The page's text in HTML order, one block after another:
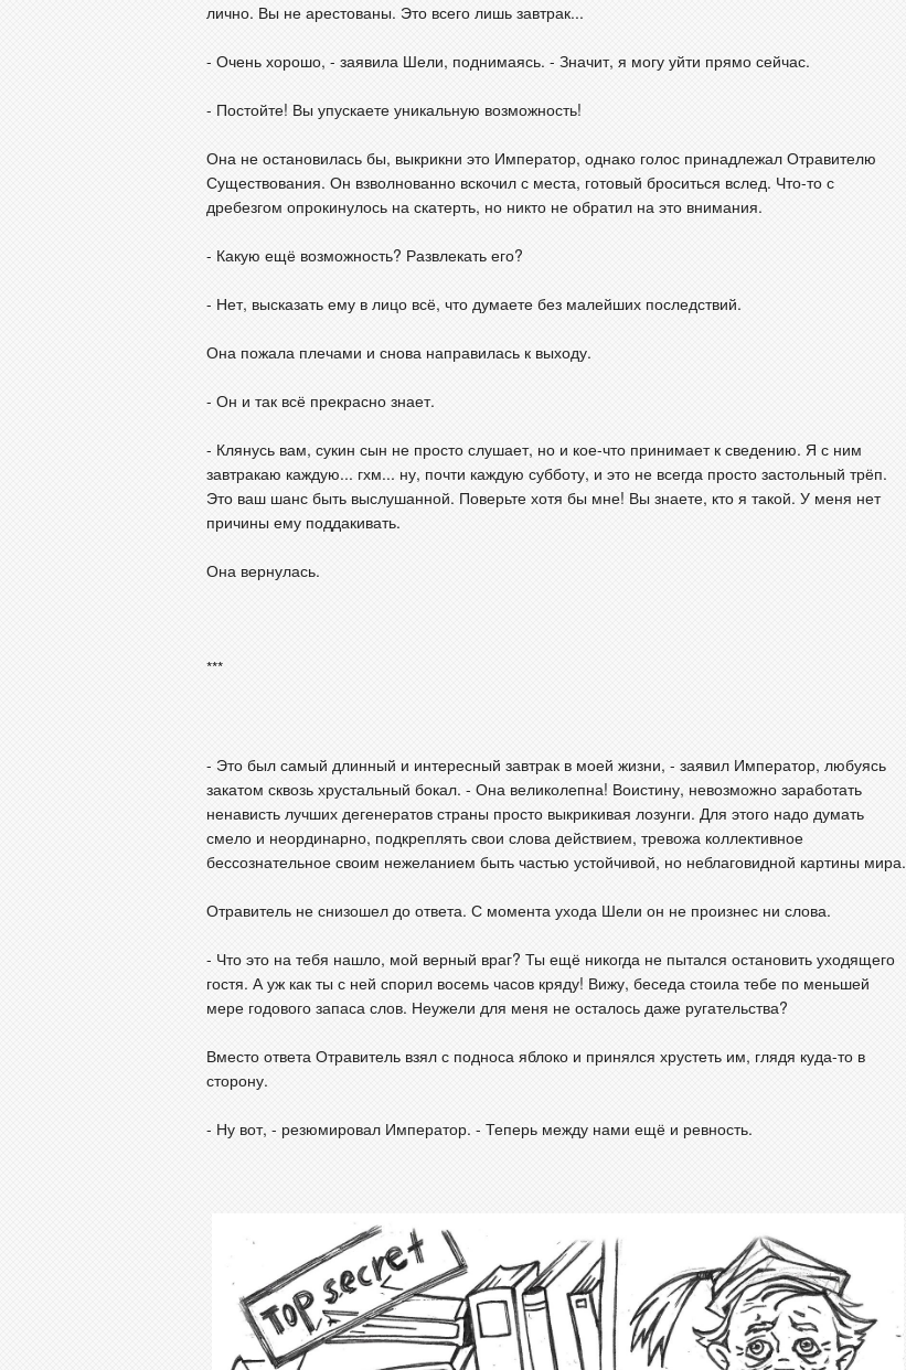
лично. Вы не арестованы. Это всего лишь завтрак...
- Очень хорошо, - заявила Шели, поднимаясь. - Значит, я могу уйти прямо сейчас.
- Постойте! Вы упускаете уникальную возможность!
Она не остановилась бы, выкрикни это Император, однако голос принадлежал Отравителю
Существования. Он взволнованно вскочил с места, готовый броситься вслед. Что-то с
дребезгом опрокинулось на скатерть, но никто не обратил на это внимания.
- Какую ещё возможность? Развлекать его?
- Нет, высказать ему в лицо всё, что думаете без малейших последствий.
Она пожала плечами и снова направилась к выходу.
- Он и так всё прекрасно знает.
- Клянусь вам, сукин сын не просто слушает, но и кое-что принимает к сведению. Я с ним
завтракаю каждую... гхм... ну, почти каждую субботу, и это не всегда просто застольный трёп.
Это ваш шанс быть выслушанной. Поверьте хотя бы мне! Вы знаете, кто я такой. У меня нет
причины ему поддакивать.
Она вернулась.
***
- Это был самый длинный и интересный завтрак в моей жизни, - заявил Император, любуясь
закатом сквозь хрустальный бокал. - Она великолепна! Воистину, невозможно заработать
ненависть лучших дегенератов страны просто выкрикивая лозунги. Для этого надо думать
смело и неординарно, подкреплять свои слова действием, тревожа коллективное
бессознательное своим нежеланием быть частью устойчивой, но неблаговидной картины мира.
Отравитель не снизошел до ответа. С момента ухода Шели он не произнес ни слова.
- Что это на тебя нашло, мой верный враг? Ты ещё никогда не пытался остановить уходящего
гостя. А уж как ты с ней спорил восемь часов кряду! Вижу, беседа стоила тебе по меньшей
мере годового запаса слов. Неужели для меня не осталось даже ругательства?
Вместо ответа Отравитель взял с подноса яблоко и принялся хрустеть им, глядя куда-то в
сторону.
- Ну вот, - резюмировал Император. - Теперь между нами ещё и ревность.